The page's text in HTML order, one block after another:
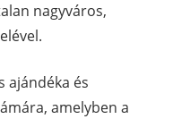
nagyváros,
ajándéka és
amelyben a